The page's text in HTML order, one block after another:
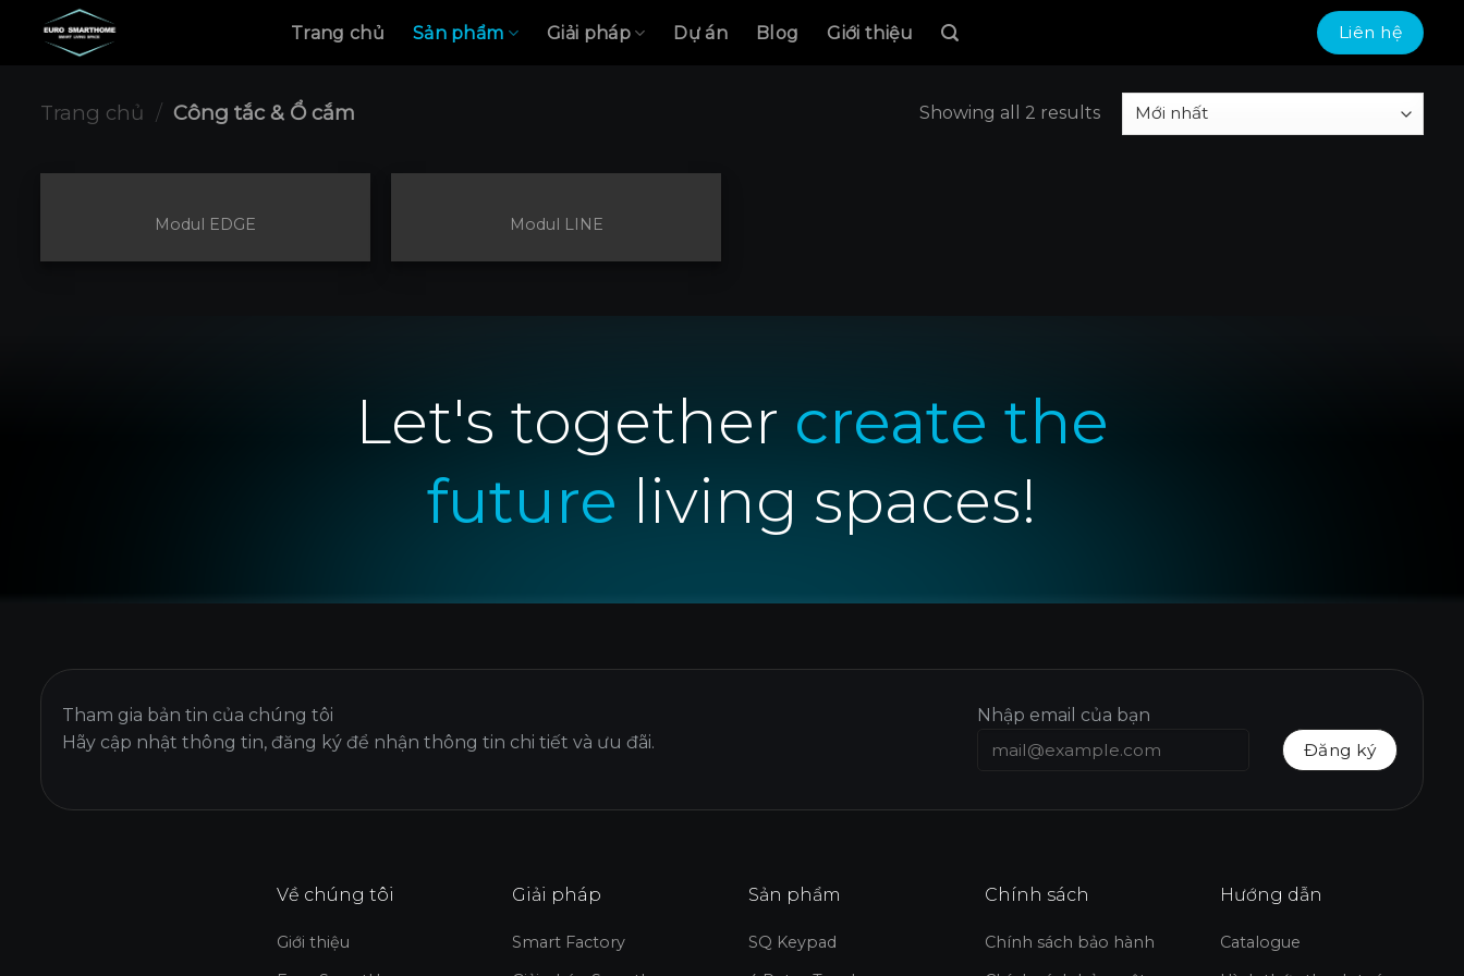
Trang chủ Sản phẩm Giải pháp Dự án Blog Giới thiệu Liên hệ
Trang chủ / Công tắc & Ổ cắm Showing all 2 results
Modul EDGE Modul LINE
Let's together create the
future living spaces!
Tham gia bản tin của chúng tôi
Hãy cập nhật thông tin, đăng ký để nhận thông tin chi tiết và ưu đãi.
Nhập email của bạn
Về chúng tôi
Giới thiệu
Giải pháp
Smart Factory
Sản phẩm
SQ Keypad
Chính sách
Chính sách bảo hành
Hướng dẫn
Catalogue